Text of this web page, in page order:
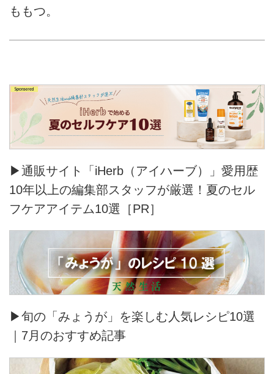
ももつ。
▶通販サイト「iHerb（アイハーブ）」愛用歴
10年以上の編集部スタッフが厳選！夏のセル
フケアアイテム10選［PR］
▶旬の「みょうが」を楽しむ人気レシピ10選
｜7月のおすすめ記事